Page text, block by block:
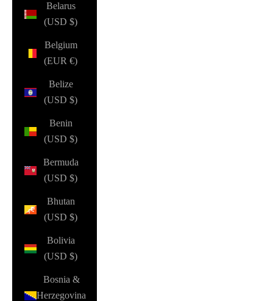
Belarus
(USD $)
Belgium
(EUR €)
Belize
(USD $)
Benin
(USD $)
Bermuda
(USD $)
Bhutan
(USD $)
Bolivia
(USD $)
Bosnia &
Herzegovina